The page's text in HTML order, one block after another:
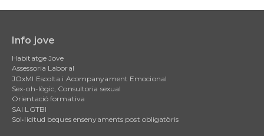
navigation
Info jove
Habitatge Jove
Assessoria Laboral
JOxMI Escolta i Acompanyament Emocional
Sex-oh-lògic, Consultoria sexual
Orientació formativa
SAI LGTBI
Sol•licitud beques ensenyaments post obligatòris